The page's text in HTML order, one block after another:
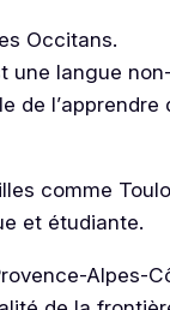
Occitans.
une langue
de
comme
et étudiante.
Alpes-